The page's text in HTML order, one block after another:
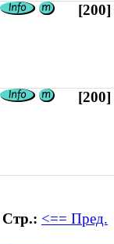
[200]
[200]
Стр.: <== Пред.